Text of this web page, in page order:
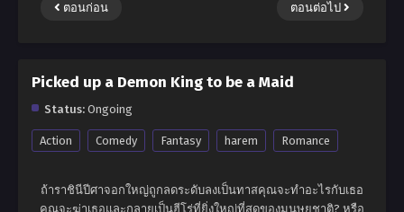
ตอนก่อน ตอนต่อไป
Picked up a Demon King to be a Maid
Status: Ongoing
Action Comedy Fantasy harem Romance
ถ้าราชินีปีศาจอกใหญ่ถูกลดระดับลงเป็นทาสคุณจะทำอะไรกับเธอ
คุณจะฆ่าเธอและกลายเป็นฮีโร่ที่ยิ่งใหญ่ที่สุดของมนุษยชาติ? หรือ